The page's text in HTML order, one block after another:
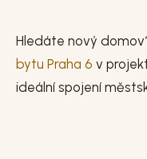
Hledáte nový
bytu Praha 6 v
ideální spojení